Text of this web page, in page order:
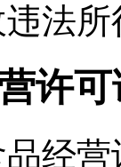
法
许
经